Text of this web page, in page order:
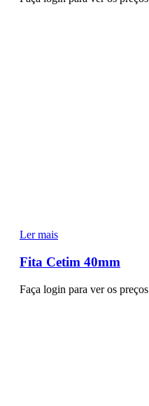
Ler mais
Fita Cetim 40mm
Faça login para ver os preços